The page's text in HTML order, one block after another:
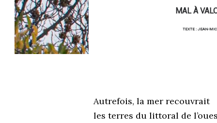
MAL À
TEXTE : JEAN-
Autrefois, la mer recouvrait
les terres du littoral de